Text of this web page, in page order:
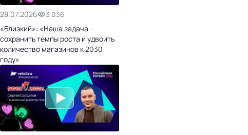
28.07.2026
3 036
«Близкий»: «Наша задача –
сохранить темпы роста и удвоить
количество магазинов к 2030
году»